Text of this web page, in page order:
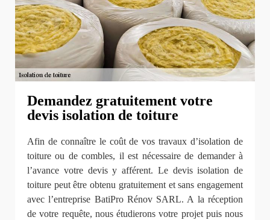
Demandez gratuitement votre
devis isolation de toiture
Afin de connaître le coût de vos travaux d’isolation de
toiture ou de combles, il est nécessaire de demander à
l’avance votre devis y afférent. Le devis isolation de
toiture peut être obtenu gratuitement et sans engagement
avec l’entreprise BatiPro Rénov SARL. A la réception
de votre requête, nous étudierons votre projet puis nous